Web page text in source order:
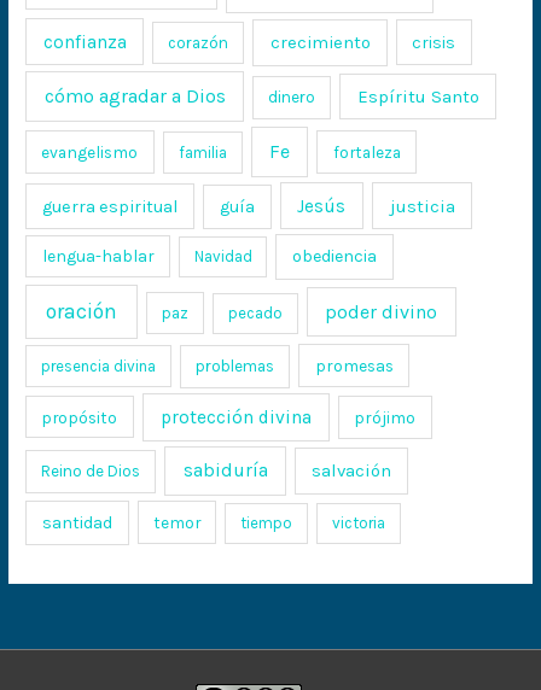
confianza corazón crecimiento crisis
cómo agradar a Dios dinero Espíritu Santo
evangelismo familia Fe fortaleza
guerra espiritual guía Jesús justicia
lengua-hablar Navidad obediencia
oración paz pecado poder divino
presencia divina problemas promesas
propósito protección divina prójimo
Reino de Dios sabiduría salvación
santidad temor tiempo victoria